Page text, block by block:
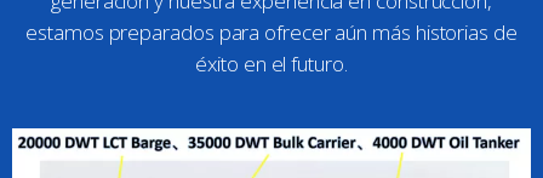
estamos preparados para ofrecer aún más historias de
éxito en el futuro.